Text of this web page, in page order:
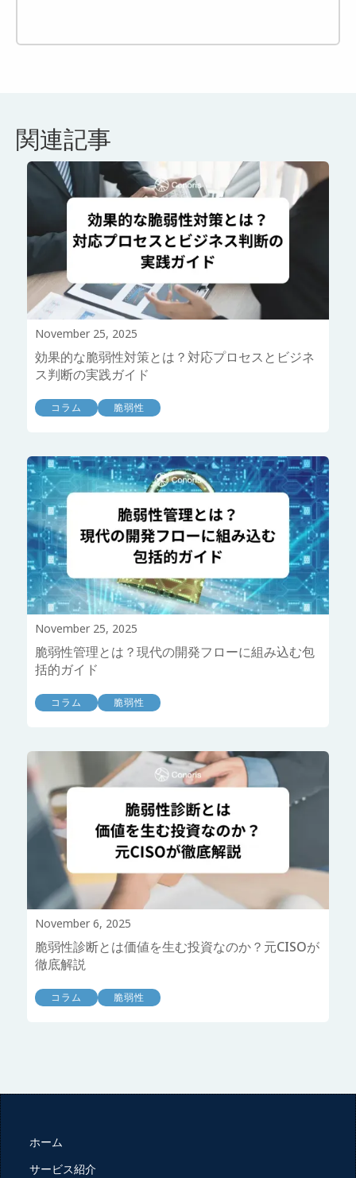
関連記事
November 25, 2025
効果的な脆弱性対策とは？対応プロセスとビジネ
ス判断の実践ガイド
コラム 脆弱性
November 25, 2025
脆弱性管理とは？現代の開発フローに組み込む包
括的ガイド
コラム 脆弱性
November 6, 2025
脆弱性診断とは価値を生む投資なのか？元CISOが
徹底解説
コラム 脆弱性
ホーム
サービス紹介